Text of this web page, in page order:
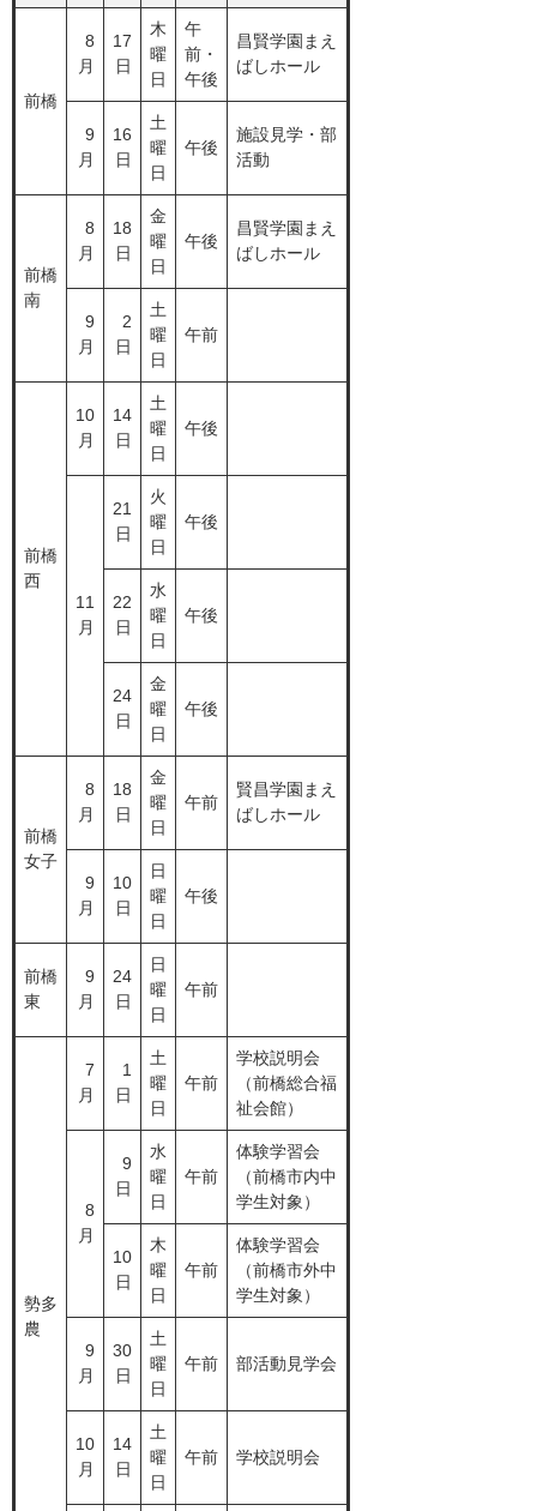
前橋
8
月
17
日
木
曜
日
午
前・
午後
昌賢学園まえ
ばしホール
9
月
16
日
土
曜
日
午後
施設見学・部
活動
前橋
南
8
月
18
日
金
曜
日
午後
昌賢学園まえ
ばしホール
9
月
2
日
土
曜
日
午前
前橋
西
10
月
14
日
土
曜
日
午後
11
月
21
日
火
曜
日
午後
22
日
水
曜
日
午後
24
日
金
曜
日
午後
前橋
女子
8
月
18
日
金
曜
日
午前
賢昌学園まえ
ばしホール
9
月
10
日
日
曜
日
午後
前橋
東
9
月
24
日
日
曜
日
午前
勢多
農
7
月
1
日
土
曜
日
午前
学校説明会
（前橋総合福
祉会館）
8
月
9
日
水
曜
日
午前
体験学習会
（前橋市内中
学生対象）
10
日
木
曜
日
午前
体験学習会
（前橋市外中
学生対象）
9
月
30
日
土
曜
日
午前 部活動見学会
10
月
14
日
土
曜
日
午前 学校説明会